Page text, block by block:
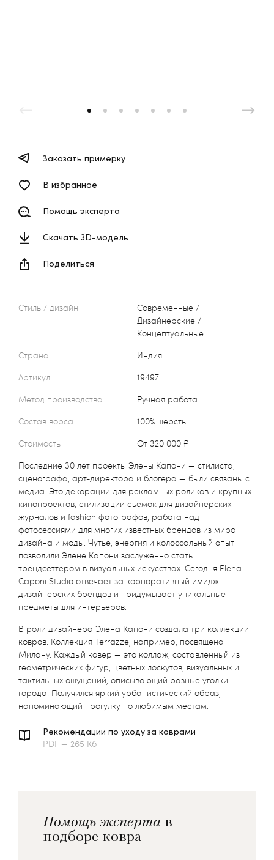
Стиль / дизайн
Современные /
Дизайнерские /
Концептуальные
Страна
Индия
Артикул
19497
Метод производства
Ручная работа
Состав ворса
100% шерсть
Стоимость
от 320 000 ₽
Последние 30 лет проекты Элены Капони — стилиста,
сценографа, арт-директора и блогера — были связаны с
медиа. Это декорации для рекламных роликов и крупных
кинопроектов, стилизации съемок для дизайнерских
журналов и fashion фотографов, работа над
фотосессиями для многих известных брендов из мира
дизайна и моды. Чутье, энергия и колоссальный опыт
позволили Элене Капони заслуженно стать
трендсеттером в визуальных искусствах. Сегодня Elena
Caponi Studio отвечает за корпоративный имидж
дизайнерских брендов и придумывает уникальные
предметы для интерьеров.
В роли дизайнера Элена Капони создала три коллекции
ковров. Коллекция Terrazze, например, посвящена
Милану. Каждый ковер — это коллаж, составленный из
геометрических фигур, цветных лоскутов, визуальных и
тактильных ощущений, описывающий разные уголки
города. Получился яркий урбанистический образ,
напоминающий прогулку по любимым местам.
Рекомендации по уходу за коврами
PDF — 265 Кб
Заказать примерку
В избранное
Помощь эксперта
Скачать 3D-модель
Поделиться
Помощь эксперта в
подборе ковра